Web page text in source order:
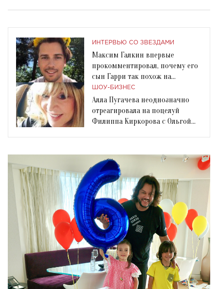
ИНТЕРВЬЮ СО ЗВЕЗДАМИ
Максим Галкин впервые
прокомментировал, почему его
сын Гарри так похож на
Филиппа Киркорова
ШОУ-БИЗНЕС
Алла Пугачева неоднозначно
отреагировала на поцелуй
Филиппа Киркорова с Ольгой